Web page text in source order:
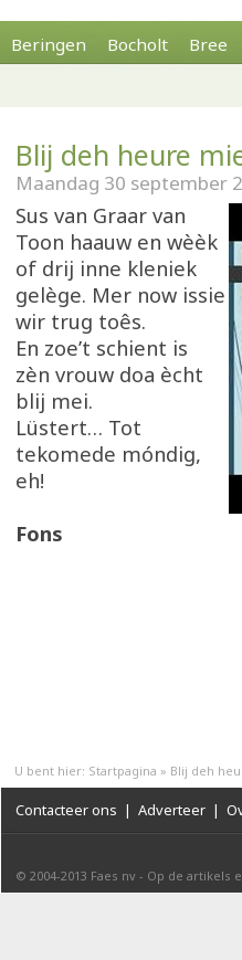
Beringen Bocholt Bree
Blij deh heure
Maandag 30 september
Sus van Graar van
Toon haauw en wèèk
of drij inne kleniek
gelège. Mer now issie
wir trug toês.
En zoe’t schient is
zèn vrouw doa ècht
blij mei.
Lüstert… Tot
tekomede móndig,
eh!
Fons
U bent hier: Startpagina » Blij deh
Contacteer ons | Adverteer |
© 2004-2013 Faes nv - Op de artikels